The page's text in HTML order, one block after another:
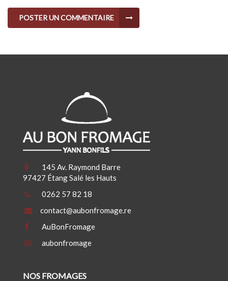
POSTER UN COMMENTAIRE
145 Av. Raymond Barre
97427 Étang Salé les Hauts
0262 57 82 18
contact@aubonfromage.re
AuBonFromage
aubonfromage
NOS FROMAGES